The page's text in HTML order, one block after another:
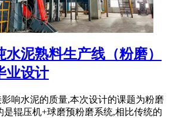
水泥熟料生产线（粉磨）
业设计
响水泥的质量,本次设计的课题为粉磨
是辊压机+球磨预粉磨系统,相比传统的